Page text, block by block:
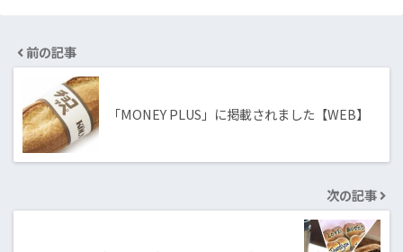
前の記事
「MONEY PLUS」に掲載されました【WEB】
次の記事